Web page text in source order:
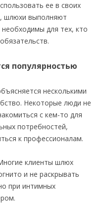
ее в своих
шлюхи выполняют
для тех, кто
популярностью
несколькими
Некоторые люди не
с кем-то для
потребностей,
к профессионалам.
клиенты шлюх
и не раскрывать
при интимных